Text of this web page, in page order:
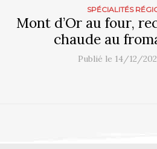
SPÉCIALITÉS
Mont d’Or au four,
chaude au
Publié le 14/12/